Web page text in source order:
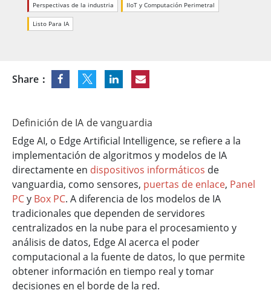
Perspectivas de la industria IIoT y Computación Perimetral
Listo Para IA
Share：
Definición de IA de vanguardia
Edge AI, o Edge Artificial Intelligence, se refiere a la
implementación de algoritmos y modelos de IA
directamente en dispositivos informáticos de
vanguardia, como sensores, puertas de enlace, Panel
PCy Box PC. A diferencia de los modelos de IA
tradicionales que dependen de servidores
centralizados en la nube para el procesamiento y
análisis de datos, Edge AI acerca el poder
computacional a la fuente de datos, lo que permite
obtener información en tiempo real y tomar
decisiones en el borde de la red.